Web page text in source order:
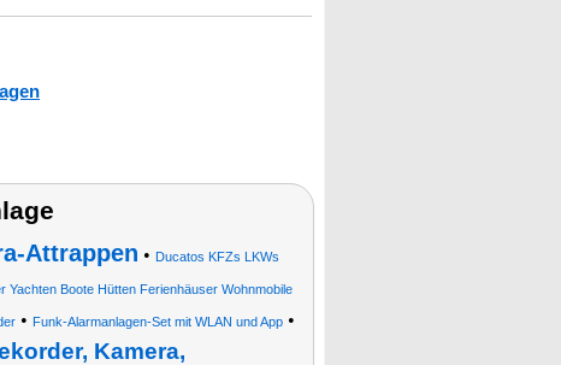
Attrappen • Ducatos KFZs LKWs
Yachten Boote Hütten Ferienhäuser Wohnmobile
• Funk-Alarmanlagen-Set mit WLAN und App•
Kamera,